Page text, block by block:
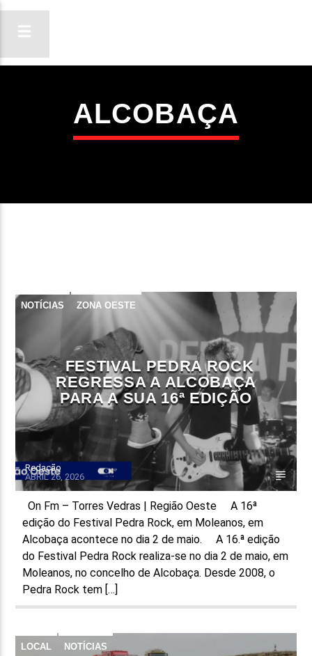
ON FM
LIGA-TE
TÍTULO
ARTISTA
ON FM
ALCOBAÇA
NOTÍCIAS ZONA OESTE
FESTIVAL PEDRA ROCK
REGRESSA A ALCOBAÇA
PARA A SUA 16ª EDIÇÃO
Redação
ABRIL 26, 2026
On Fm – Torres Vedras | Região Oeste A 16ª
edição do Festival Pedra Rock, em Moleanos, em
Alcobaça acontece no dia 2 de maio. A 16.ª edição
do Festival Pedra Rock realiza-se no dia 2 de maio, em
Moleanos, no concelho de Alcobaça. Desde 2008, o
Pedra Rock tem […]
LOCAL NOTÍCIAS